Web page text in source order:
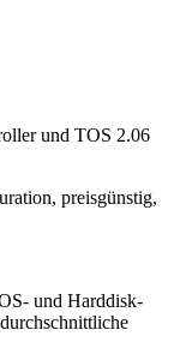
und TOS 2.06
preisgünstig,
und Harddisk-